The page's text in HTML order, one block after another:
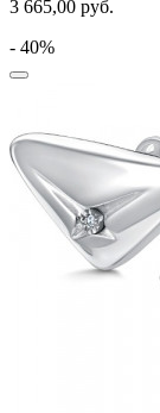
черепаха
ящерки
3 665,00 руб.
- 40%